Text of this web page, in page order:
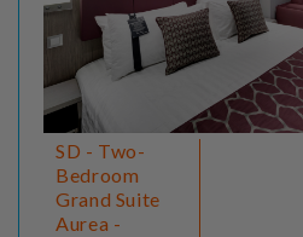
SD - Two-
Bedroom
Grand Suite
Aurea -